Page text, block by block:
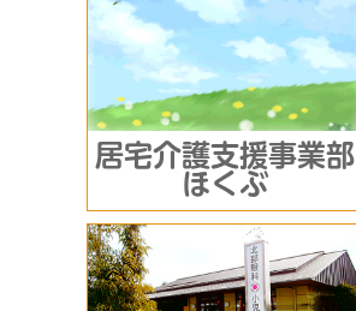
居宅介護支援事業部
ほくぶ